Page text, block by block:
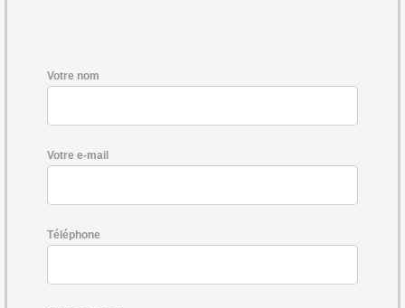
Votre nom
Votre e-mail
Téléphone